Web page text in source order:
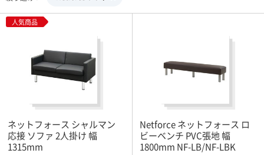
人気商品
ネットフォース シャルマン
応接 ソファ 2人掛け 幅
1315mm
Netforce ネットフォース ロ
ビーベンチ PVC張地 幅
1800mm NF-LB/NF-LBK